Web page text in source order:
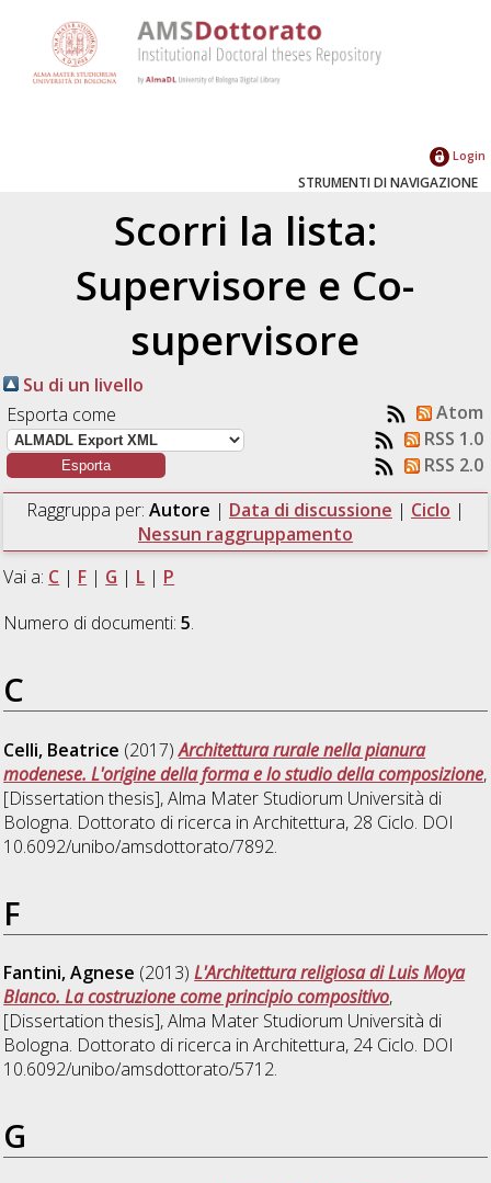
Login
STRUMENTI DI NAVIGAZIONE
Scorri la lista:
Supervisore e Co-
supervisore
Su di un livello
Esporta come
Atom
RSS 1.0
RSS 2.0
Raggruppa per: Autore | Data di discussione | Ciclo |
Nessun raggruppamento
Vai a: C | F | G | L | P
Numero di documenti:5.
C
Celli, Beatrice (2017)Architettura rurale nella pianura
modenese. L'origine della forma e lo studio della composizione,
[Dissertation thesis], Alma Mater Studiorum Università di
Bologna. Dottorato di ricerca inArchitettura, 28 Ciclo. DOI
10.6092/unibo/amsdottorato/7892.
F
Fantini, Agnese (2013)L'Architettura religiosa di Luis Moya
Blanco. La costruzione come principio compositivo,
[Dissertation thesis], Alma Mater Studiorum Università di
Bologna. Dottorato di ricerca inArchitettura, 24 Ciclo. DOI
10.6092/unibo/amsdottorato/5712.
G